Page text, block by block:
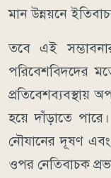
মান উন্নয়নে
তবে এই
পরিবেশবিদদের
প্রতিবেশব্যবস্থায়
হয়ে দাঁড়াতে
নৌযানের দূষণ এবং
ওপর নেতিবাচক